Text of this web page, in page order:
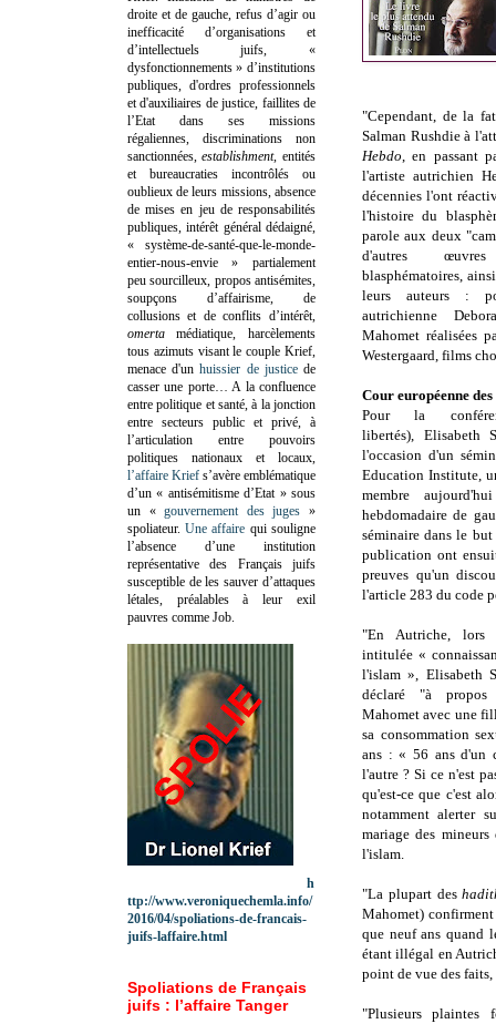
"Cependant, de la
Salman Rushdie à
Hebdo, en passant
l'artiste autrichien
décennies l'ont
l'histoire du
parole aux deux
d'autres
blasphématoires,
leurs auteurs :
autrichienne
Mahomet réalisées
Westergaard, films
Cour européenne
Pour la
libertés), Elisabeth
l'occasion d'un
Education Institute,
membre
hebdomadaire de
séminaire dans le but
publication ont
preuves qu'un
l'article 283 du code
"En Autriche, lors
intitulée «
l'islam », Elisabeth
déclaré "à
Mahomet avec une
sa consommation
ans :« 56 ans d'un
l'autre ? Si ce n'est
qu'est-ce que c'est
notamment alerter
mariage des
l'islam.
"La plupart des
Mahomet)
que neuf ans quand
étant illégal en
point de vue des
"Plusieurs plaintes
droite et de gauche, refus d’agir ou
inefficacité d’organisations et
d’intellectuels juifs, «
dysfonctionnements » d’institutions
publiques, d'ordres professionnels
et d'auxiliaires de justice, faillites de
l’Etat dans ses missions
régaliennes, discriminations non
sanctionnées,establishment, entités
et bureaucraties incontrôlés ou
oublieux de leurs missions, absence
de mises en jeu de responsabilités
publiques, intérêt général dédaigné,
« système-de-santé-que-le-monde-
entier-nous-envie » partialement
peu sourcilleux, propos antisémites,
soupçons d’affairisme, de
collusions et de conflits d’intérêt,
omertamédiatique, harcèlements
tous azimuts visant le couple Krief,
menace d'unhuissier de justicede
casser une porte… A la confluence
entre politique et santé, à la jonction
entre secteurs public et privé, à
l’articulation entre pouvoirs
politiques nationaux et locaux,
l’affaire Krief s’avère emblématique
d’un « antisémitisme d’Etat » sous
un «gouvernement des juges »
spoliateur.Une affaire qui souligne
l’absence d’une institution
représentative des Français juifs
susceptible de les sauver d’attaques
létales, préalables à leur exil
pauvres comme Job.
h
ttp://www.veroniquechemla.info/
2016/04/spoliations-de-francais-
juifs-laffaire.html
Spoliations de Français
juifs : l’affaire Tanger